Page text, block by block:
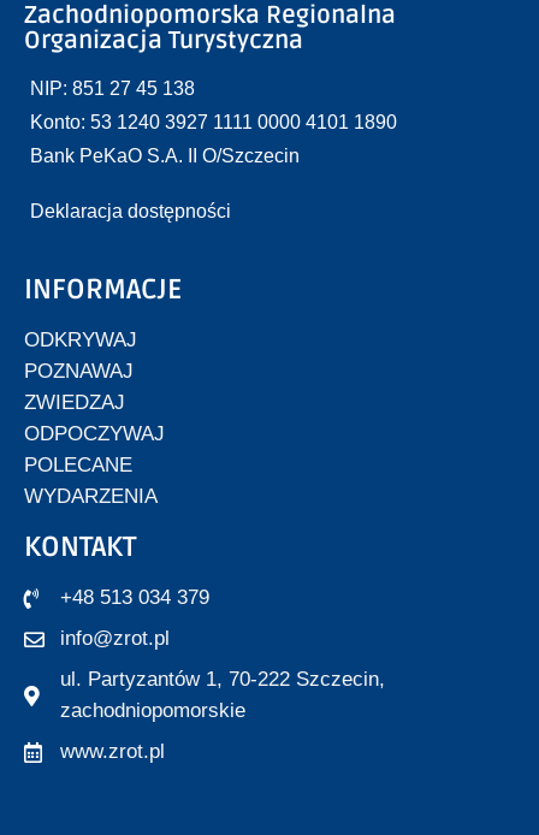
Zachodniopomorska Regionalna
Organizacja Turystyczna
NIP: 851 27 45 138
Konto: 53 1240 3927 1111 0000 4101 1890
Bank PeKaO S.A. II O/Szczecin
Deklaracja dostępności
INFORMACJE
ODKRYWAJ
POZNAWAJ
ZWIEDZAJ
ODPOCZYWAJ
POLECANE
WYDARZENIA
KONTAKT
+48 513 034 379
info@zrot.pl
ul. Partyzantów 1, 70-222 Szczecin,
zachodniopomorskie
www.zrot.pl